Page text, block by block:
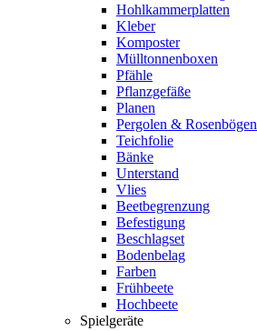
Hohlkammerplatten
Kleber
Komposter
Mülltonnenboxen
Pfähle
Pflanzgefäße
Planen
Pergolen & Rosenbögen
Teichfolie
Bänke
Unterstand
Vlies
Beetbegrenzung
Befestigung
Beschlagset
Bodenbelag
Farben
Frühbeete
Hochbeete
Spielgeräte